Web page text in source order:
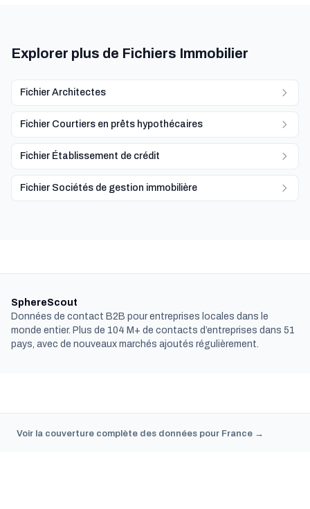
Explorer plus de Fichiers Immobilier
Fichier Architectes
Fichier Courtiers en prêts hypothécaires
Fichier Établissement de crédit
Fichier Sociétés de gestion immobilière
SphereScout
Données de contact B2B pour entreprises locales dans le
monde entier. Plus de 104 M+ de contacts d’entreprises dans 51
pays, avec de nouveaux marchés ajoutés régulièrement.
Voir la couverture complète des données pour France →